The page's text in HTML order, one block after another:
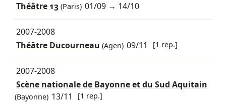
Théâtre 13(Paris) 01/09 → 14/10
2007-2008
Théâtre Ducourneau (Agen) 09/11 [1 rep.]
2007-2008
Scène nationale de Bayonne et du Sud Aquitain
(Bayonne) 13/11 [1 rep.]